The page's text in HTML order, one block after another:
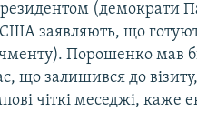
(демократи
США заявляють, що
Порошенко мав
що залишився до
чіткі меседжі, каже